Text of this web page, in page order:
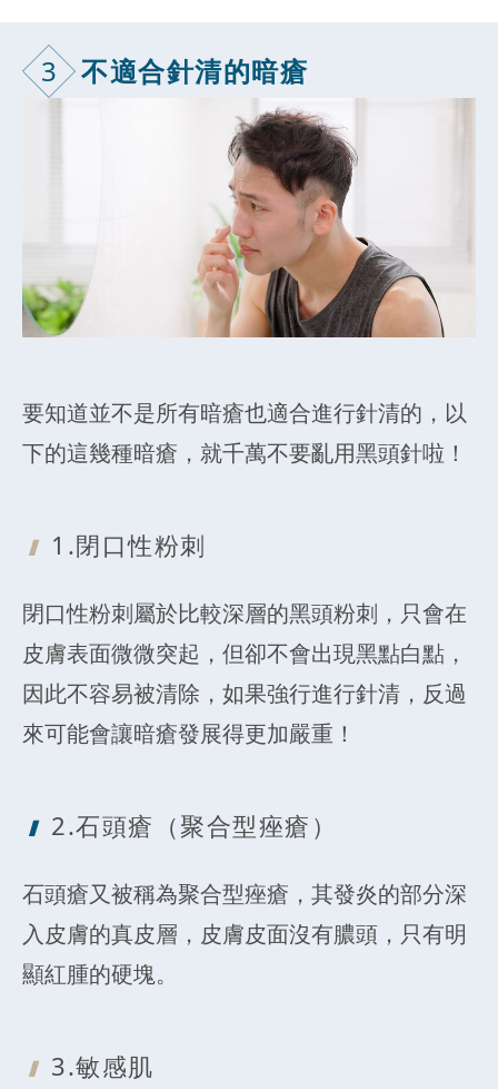
3 不適合針清的暗瘡
要知道並不是所有暗瘡也適合進行針清的，以
下的這幾種暗瘡，就千萬不要亂用黑頭針啦！
1.閉口性粉刺
閉口性粉刺屬於比較深層的黑頭粉刺，只會在
皮膚表面微微突起，但卻不會出現黑點白點，
因此不容易被清除，如果強行進行針清，反過
來可能會讓暗瘡發展得更加嚴重！
2.石頭瘡（聚合型痤瘡）
石頭瘡又被稱為聚合型痤瘡，其發炎的部分深
入皮膚的真皮層，皮膚皮面沒有膿頭，只有明
顯紅腫的硬塊。
3.敏感肌